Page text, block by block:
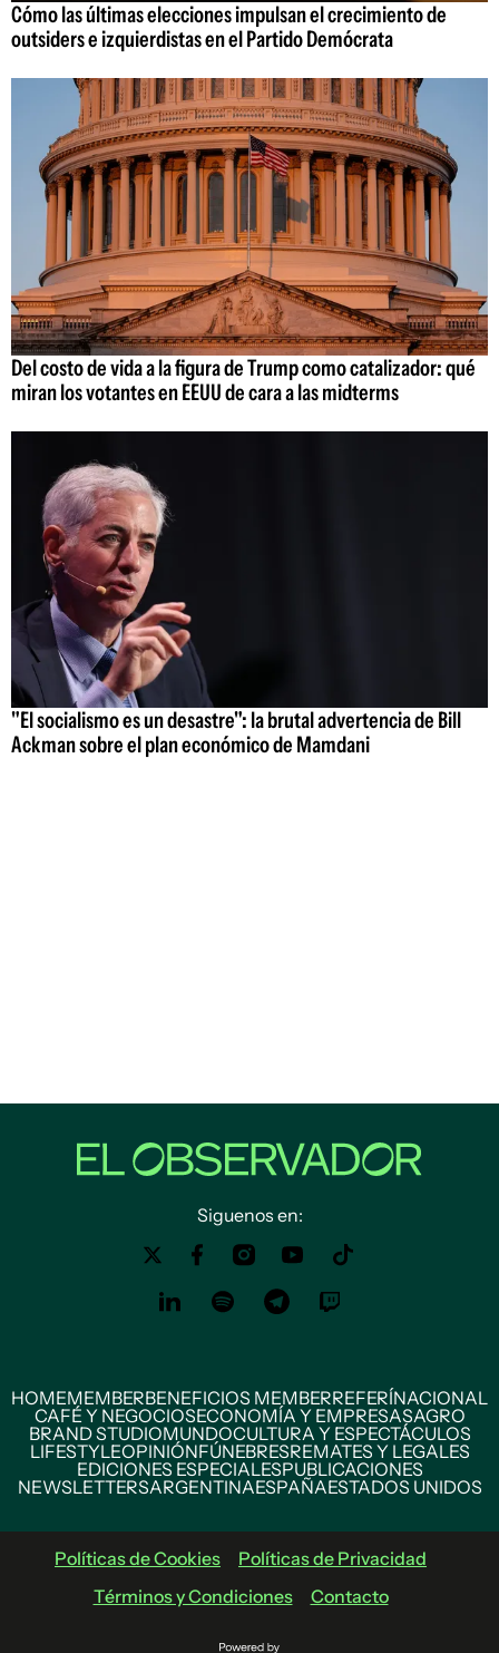
Cómo las últimas elecciones impulsan el crecimiento de
outsiders e izquierdistas en el Partido Demócrata
Del costo de vida a la figura de Trump como catalizador: qué
miran los votantes en EEUU de cara a las midterms
"El socialismo es un desastre": la brutal advertencia de Bill
Ackman sobre el plan económico de Mamdani
Siguenos en:
HOMEMEMBERBENEFICIOS MEMBERREFERÍNACIONAL
CAFÉ Y NEGOCIOSECONOMÍA Y EMPRESASAGRO
BRAND STUDIOMUNDOCULTURA Y ESPECTÁCULOS
LIFESTYLEOPINIÓNFÚNEBRESREMATES Y LEGALES
EDICIONES ESPECIALESPUBLICACIONES
NEWSLETTERSARGENTINAESPAÑAESTADOS UNIDOS
Políticas de Cookies
Políticas de Privacidad
Términos y Condiciones
Contacto